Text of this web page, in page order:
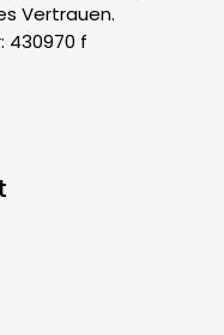
Vertrauen.
430970 f